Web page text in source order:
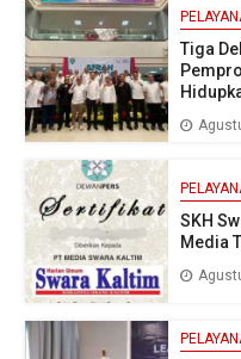
Tiga
SKH
Media